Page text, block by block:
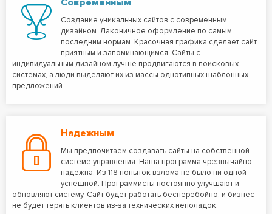
Современным
Создание уникальных сайтов с современным
дизайном. Лаконичное оформление по самым
последним нормам. Красочная графика сделает сайт
приятным и запоминающимся. Сайты с
индивидуальным дизайном лучше продвигаются в поисковых
системах, а люди выделяют их из массы однотипных шаблонных
предложений.
Надежным
Мы предпочитаем создавать сайты на собственной
системе управления. Наша программа чрезвычайно
надежна. Из 118 попыток взлома не было ни одной
успешной. Программисты постоянно улучшают и
обновляют систему. Сайт будет работать бесперебойно, и бизнес
не будет терять клиентов из-за технических неполадок.